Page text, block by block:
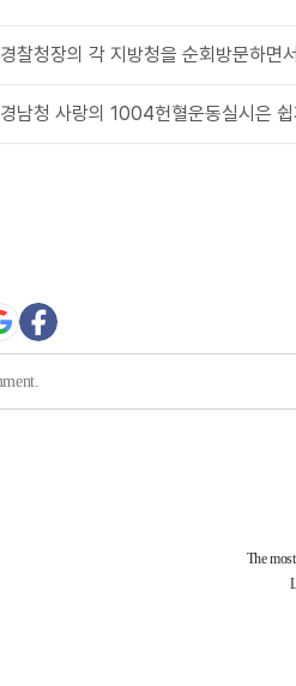
경찰청장의 각 지방청을 순회방문하면
경남청 사랑의 1004헌혈운동실시은 쉽